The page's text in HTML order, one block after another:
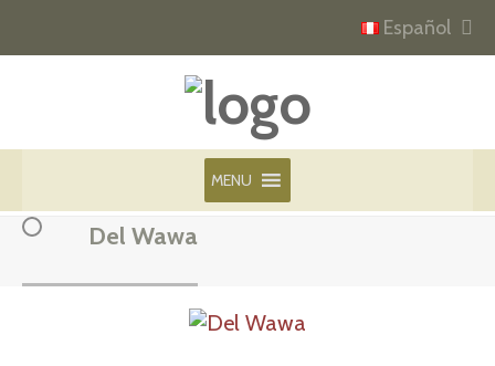
Español
MENU
Del Wawa